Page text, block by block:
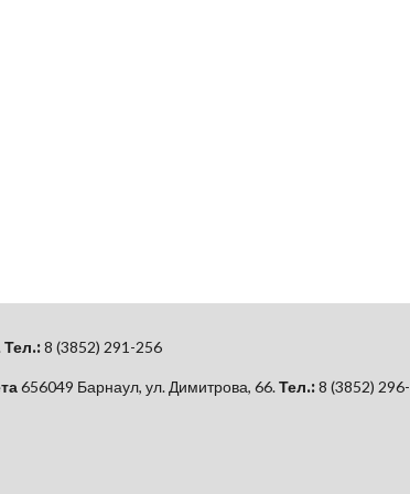
Тел.:8 (3852) 291-256
656049 Барнаул, ул. Димитрова, 66.Тел.:8 (3852)